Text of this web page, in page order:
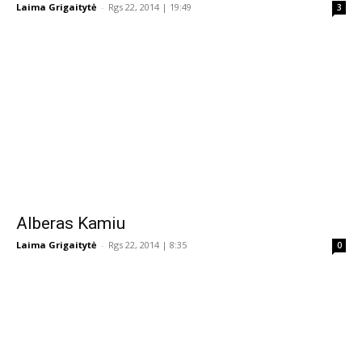
Laima Grigaitytė - Rgs 22, 2014 | 19:49 3
Alberas Kamiu
Laima Grigaitytė - Rgs 22, 2014 | 8:35 0